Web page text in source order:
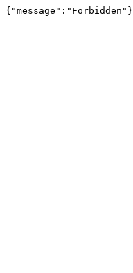
{"message":"Forbidden"}